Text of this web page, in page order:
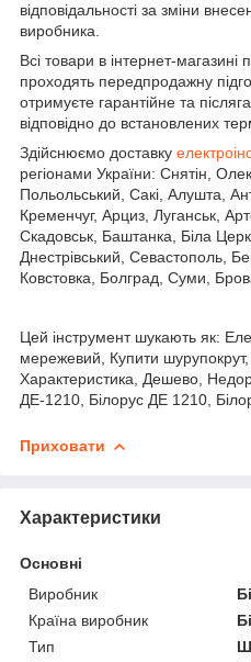
відповідальності за зміни
виробника.
Всі товари в інтернет-
проходять передпродажну
отримуєте гарантійне та
відповідно до встановлених
Здійснюємо доставку
регіонами України: Снятін,
Польольський, Сакі, Алушта,
Кременчуг, Арциз, Луганськ,
Скадовськ, Баштанка, Біла
Днестрівський, Севастополь,
Ковстовка, Болград, Суми,
Цей інструмент шукають як:
мережевий, Купити шурупокрут,
Характеристика, Дешево,
ДЕ-1210, Білорус ДЕ 1210,
Приховати
Характеристики
Основні
Виробник
Країна виробник
Тип